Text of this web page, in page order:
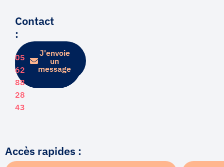
Contact
:
Je
prends
rendez-
J'envoie
un
message
05
62
88
28
43
Accès rapides :